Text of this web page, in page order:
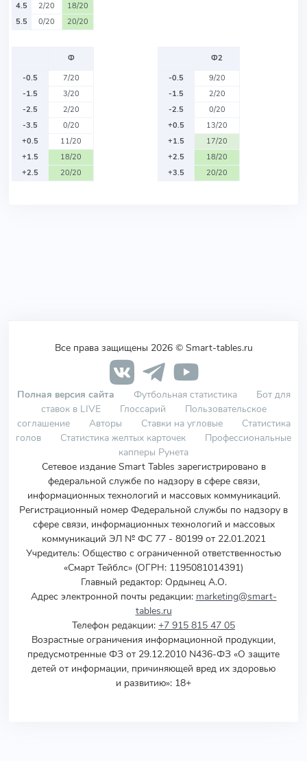
4.5
2/20
18/20
5.5
0/20 20/20
Ф
-0.5
7/20
-1.5
3/20
-2.5
2/20
-3.5
0/20
+0.5
11/20
+1.5
18/20
+2.5
20/20
Ф2
-0.5
9/20
-1.5
2/20
-2.5
0/20
+0.5
13/20
+1.5
17/20
+2.5
18/20
+3.5
20/20
Все права защищены 2026 © Smart-tables.ru
Полная версия сайта Футбольная статистика
Бот для
ставок в LIVE
Глоссарий
Пользовательское
соглашение
Авторы Ставки на угловые
Статистика
голов
Статистика желтых карточек
Профессиональные
капперы Рунета
Сетевое издание Smart Tables зарегистрировано в
федеральной службе по надзору в сфере связи,
информационных технологий и массовых коммуникаций.
Регистрационный номер Федеральной службы по надзору в
сфере связи, информационных технологий и массовых
коммуникаций ЭЛ № ФС 77 - 80199 от 22.01.2021
Учредитель: Общество с ограниченной ответственностью
«Смарт Тейблс» (ОГРН: 1195081014391)
Главный редактор: Ордынец А.О.
Адрес электронной почты редакции: marketing@smart-
tables.ru
Телефон редакции: +7 915 815 47 05
Возрастные ограничения информационной продукции,
предусмотренные ФЗ от 29.12.2010 N436-ФЗ «О защите
детей от информации, причиняющей вред их здоровью
и развитию»: 18+